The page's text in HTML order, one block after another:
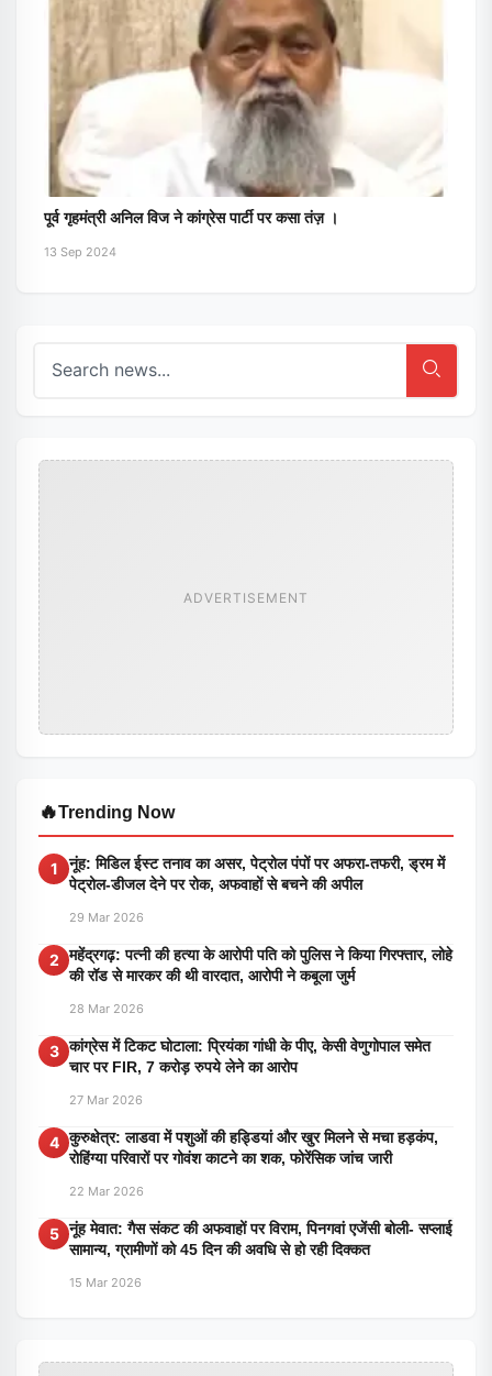
पूर्व गृहमंत्री अनिल विज ने कांग्रेस पार्टी पर कसा तंज़ ।
13 Sep 2024
ADVERTISEMENT
🔥Trending Now
1
नूंह: मिडिल ईस्ट तनाव का असर, पेट्रोल पंपों पर अफरा-तफरी, ड्रम में
पेट्रोल-डीजल देने पर रोक, अफवाहों से बचने की अपील
29 Mar 2026
2
महेंद्रगढ़: पत्नी की हत्या के आरोपी पति को पुलिस ने किया गिरफ्तार, लोहे
की रॉड से मारकर की थी वारदात, आरोपी ने कबूला जुर्म
28 Mar 2026
3 कांग्रेस में टिकट घोटाला: प्रियंका गांधी के पीए, केसी वेणुगोपाल समेत
चार पर FIR, 7 करोड़ रुपये लेने का आरोप
27 Mar 2026
4 कुरुक्षेत्र: लाडवा में पशुओं की हड्डियां और खुर मिलने से मचा हड़कंप,
रोहिंग्या परिवारों पर गोवंश काटने का शक, फोरेंसिक जांच जारी
22 Mar 2026
5 नूंह मेवात: गैस संकट की अफवाहों पर विराम, पिनगवां एजेंसी बोली- सप्लाई
सामान्य, ग्रामीणों को 45 दिन की अवधि से हो रही दिक्कत
15 Mar 2026